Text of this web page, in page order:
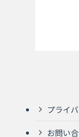
プライ
お問い